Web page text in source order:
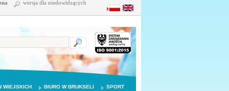
wersja dla niedowidzących
WIEJSKICH BIURO W BRUKSELI SPORT